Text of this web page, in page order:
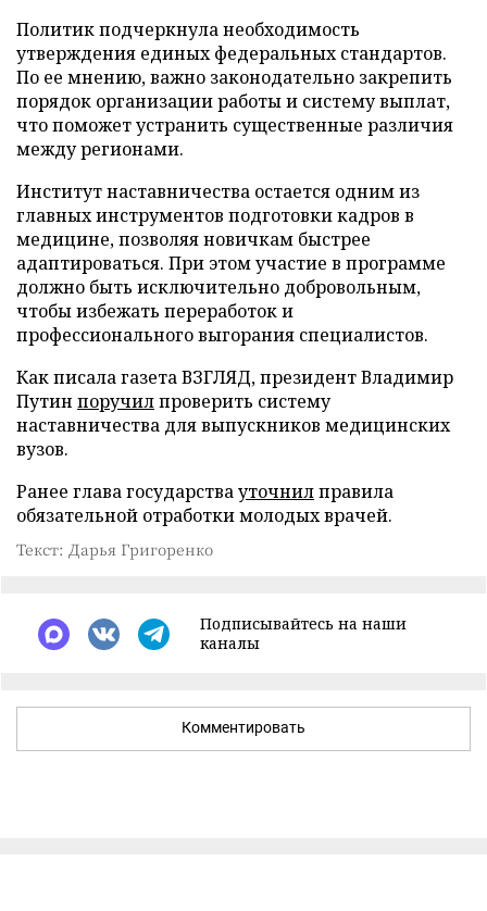
Политик подчеркнула необходимость
утверждения единых федеральных стандартов.
По ее мнению, важно законодательно закрепить
порядок организации работы и систему выплат,
что поможет устранить существенные различия
между регионами.
Институт наставничества остается одним из
главных инструментов подготовки кадров в
медицине, позволяя новичкам быстрее
адаптироваться. При этом участие в программе
должно быть исключительно добровольным,
чтобы избежать переработок и
профессионального выгорания специалистов.
Как писала газета ВЗГЛЯД, президент Владимир
Путин поручилпроверить систему
наставничества для выпускников медицинских
вузов.
Ранее глава государствауточнилправила
обязательной отработки молодых врачей.
Текст: Дарья Григоренко
Подписывайтесь на наши
каналы
Комментировать